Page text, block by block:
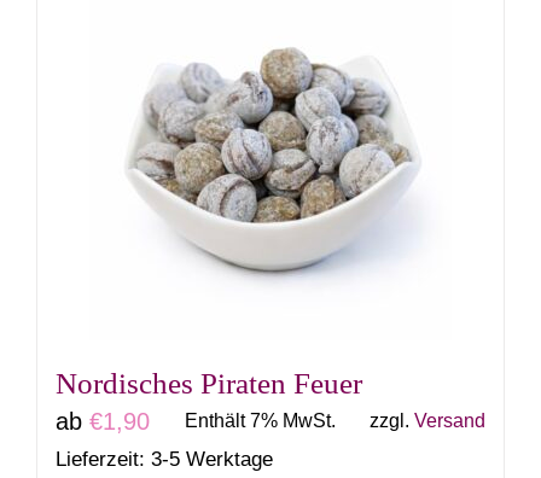
Varianten
auf.
Die
Optionen
können
auf
werden
Nordisches Piraten Feuer
ab €1,90 Enthält 7% MwSt. zzgl. Versand
Lieferzeit: 3-5 Werktage